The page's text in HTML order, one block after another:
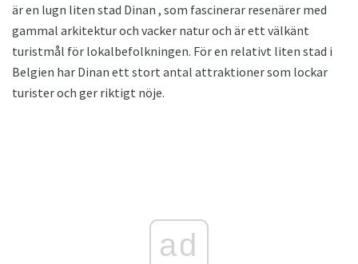
är en lugn liten stad Dinan , som fascinerar resenärer med
gammal arkitektur och vacker natur och är ett välkänt
turistmål för lokalbefolkningen. För en relativt liten stad i
Belgien har Dinan ett stort antal attraktioner som lockar
turister och ger riktigt nöje.
ad